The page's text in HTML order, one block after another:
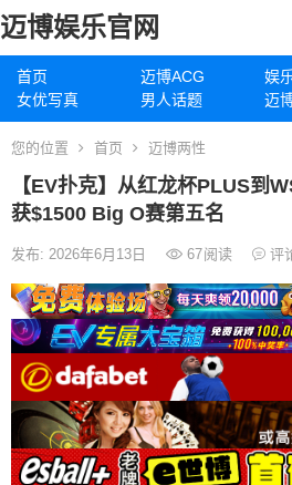
迈博娱乐官网
首页 迈博ACG 娱
女优写真
男人话题 迈
您的位置 首页 迈博两性
【EV扑克】从红龙杯PLUS到
获$1500 Big O赛第五名
发布: 2026年6月13日 67阅读 评